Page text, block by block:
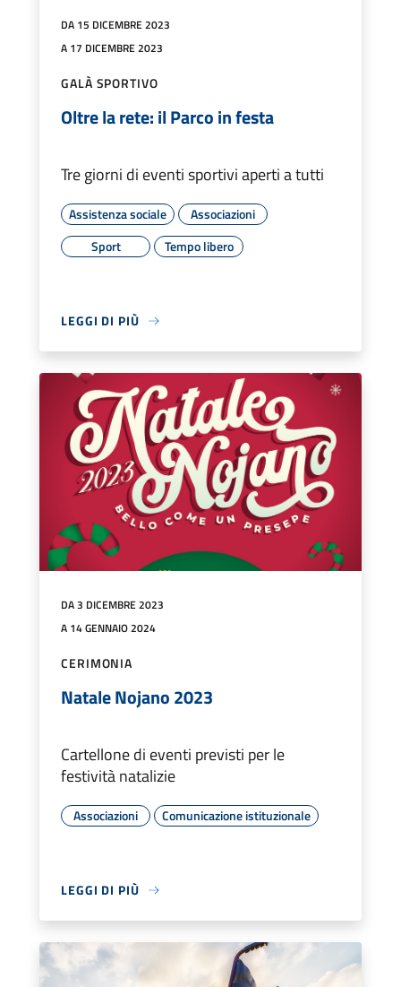
DA 15 DICEMBRE 2023
A 17 DICEMBRE 2023
GALÀ SPORTIVO
Oltre la rete: il Parco in festa
Tre giorni di eventi sportivi aperti a tutti
Assistenza sociale
Associazioni
Sport
Tempo libero
LEGGI DI PIÙ
DA 3 DICEMBRE 2023
A 14 GENNAIO 2024
CERIMONIA
Natale Nojano 2023
Cartellone di eventi previsti per le
festività natalizie
Associazioni Comunicazione istituzionale
LEGGI DI PIÙ